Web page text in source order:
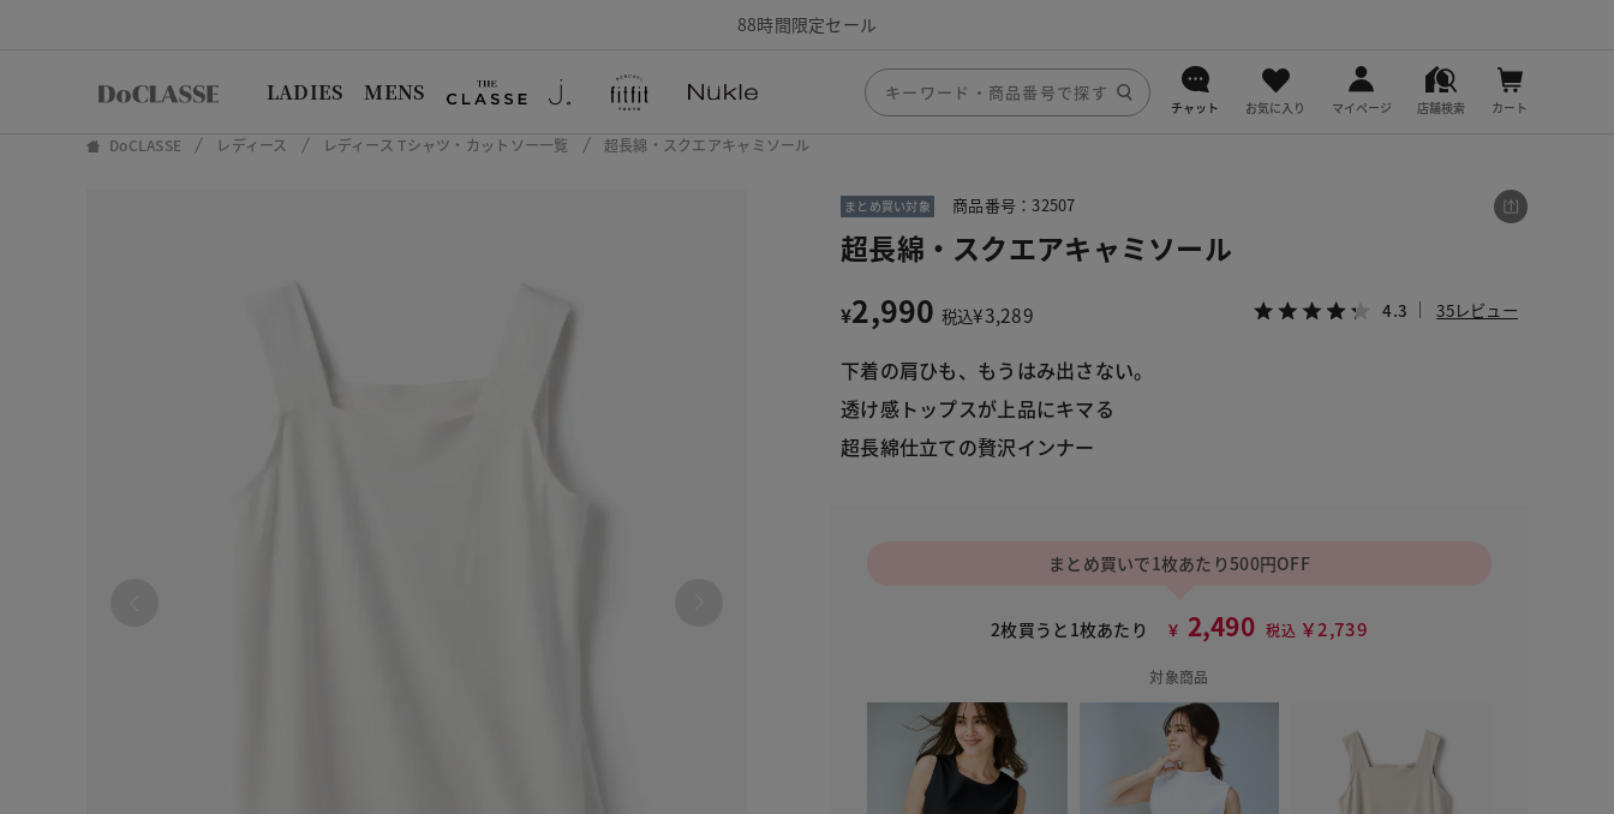
88時間限定セール
LADIES MENS
チャット お気に入り マイページ 店舗検索 カート
DoCLASSE レディース レディース Tシャツ・カットソー一覧 超長綿・スクエアキャミソール
まとめ買い対象 商品番号：32507
超長綿・スクエアキャミソール
¥2,990 税込¥3,289 4.3 35レビュー
下着の肩ひも、もうはみ出さない。
透け感トップスが上品にキマる
超長綿仕立ての贅沢インナー
まとめ買いで1枚あたり500円OFF
2枚買うと1枚あたり ￥ 2,490 税込 ￥2,739
対象商品